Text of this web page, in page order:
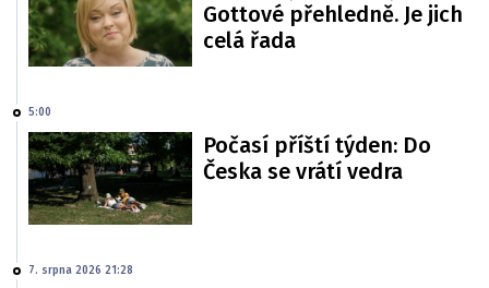
Gottové přehledně. Je jich
celá řada
5:00
Počasí příští týden: Do
Česka se vrátí vedra
7. srpna 2026 21:28